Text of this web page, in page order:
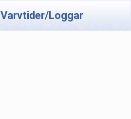
Varvtider/Loggar